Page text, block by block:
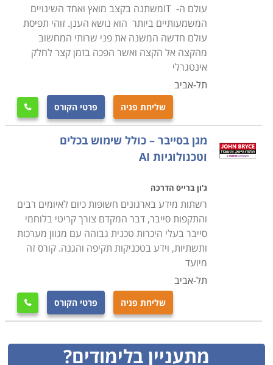
מתקדמים לאנשי מקצוע מיומנים.
במסגרת לימודי ניהול רשתות רוכשים המשתתפים ידע
בהקמת רשת תקשורת לעסקים, בניהול מחשבים בה,
אבטחת מידע, תמיכה וטיפול ברשת ובתחומים רבים נוספים
מנהלי הרשת הם למעשה האנשים השולטים על מעבר
המידע בארגון ומאפשרים לו לתפקד. יתרה מכך, הם גם
שהאקרים לא יוכלו לפרוץ אליה.
הלימודים מתקיימים בשפות שונות ונערכים במוקדים שונים
ברחבי הארץ, כגון: באר שבע, פתח תקווה, רמת גן, תל
אביב, ראשון לציון, קריות ועוד. שימו לב כי ל
מוקדשת באתר קטגוריה נפרדת.
עולם ה- ITמשתנה בקצב מואץ ואחד השינויים
המשמעותיים ביותר הוא נושא הענן. זוהי תפיסת
עולם חדשה המשנה את פני שרותי המחשוב
מהקצה אל הקצה ואשר הפכה בזמן קצר לחלק
אינטגרלי
תל-אביב
שליחת פניה פרטי הקורס 
מגן בסייבר – כולל שימוש בכלים
וטכנולוגיות AI
ג'ון ברייס הדרכה
רשתות מידע בארגונים חשופות כיום לאיומים רבים
והתקפות סייבר, דבר המקדם צורך קריטי בלוחמי
סייבר בעלי היכרות טכנית גבוהה עם מגוון מערכות
ותשתיות, וידע בטכניקות תקיפה והגנה. קורס זה
מיועד
תל-אביב
שליחת פניה פרטי הקורס 
מתעניין בלימודים?